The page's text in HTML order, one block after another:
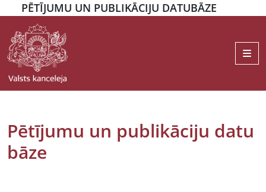
PĒTĪJUMU UN PUBLIKĀCIJU DATUBĀZE
Pētījumu un publikāciju datu
bāze